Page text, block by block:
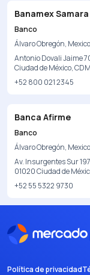
Banamex Samara
Banco
Álvaro Obregón,
Antonio Dovali Jaime
Ciudad de México,
+52 800 021 2345
Banca Afirme
Banco
Álvaro Obregón,
Av. Insurgentes Sur
01020 Ciudad de
+52 55 5322 9730
Política de privacidad